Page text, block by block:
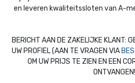
en leveren kwaliteitssloten van A-
BERICHT AAN DE ZAKELIJKE KLANT:
UW PROFIEL (AAN TE VRAGEN VIA
OM UW PRIJS TE ZIEN EN EEN
ONTVANGEN!